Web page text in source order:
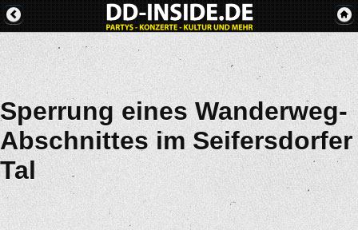
Sperrung eines Wanderweg-
Abschnittes im Seifersdorfer
Tal